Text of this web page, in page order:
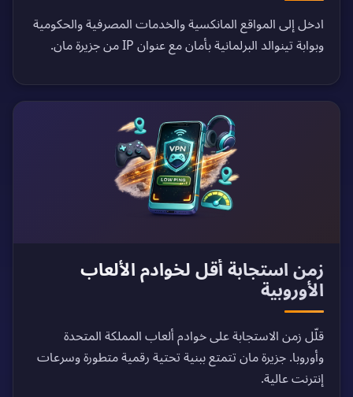
ادخل إلى المواقع المانكسية والخدمات المصرفية والحكومية
وبوابة تينوالد البرلمانية بأمان مع عنوان IP من جزيرة مان.
زمن استجابة أقل لخوادم الألعاب
الأوروبية
قلّل زمن الاستجابة على خوادم ألعاب المملكة المتحدة
وأوروبا. جزيرة مان تتمتع ببنية تحتية رقمية متطورة وسرعات
إنترنت عالية.